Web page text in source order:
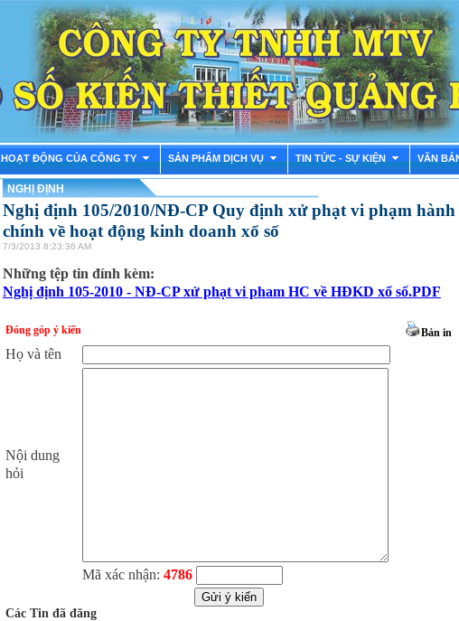
HOẠT ĐỘNG CỦA CÔNG TY SẢN PHẨM DỊCH VỤ TIN TỨC - SỰ KIỆN VĂN
NGHỊ ĐỊNH
Nghị định 105/2010/NĐ-CP Quy định xử phạt vi phạm hành
chính về hoạt động kinh doanh xổ số
7/3/2013 8:23:36 AM
Những tệp tin đính kèm:
Nghị định 105-2010 - NĐ-CP xử phạt vi pham HC về HĐKD xổ số.PDF
Đóng góp ý kiến Bản in
Họ và tên
Nội dung
hỏi
Mã xác nhận: 4786
Các Tin đã đăng